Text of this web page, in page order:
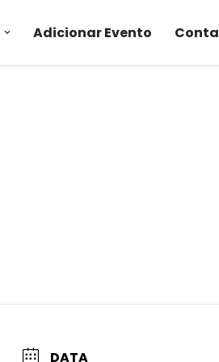
Adicionar Evento
DATA